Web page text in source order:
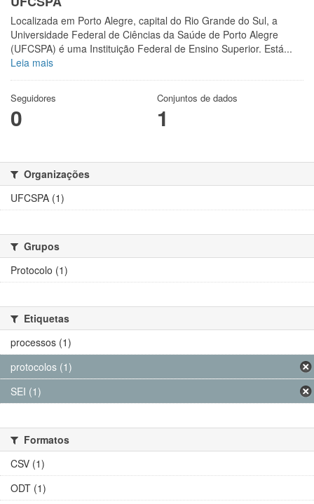
Localizada em Porto Alegre, capital do Rio Grande do Sul, a
Universidade Federal de Ciências da Saúde de Porto Alegre
(UFCSPA) é uma Instituição Federal de Ensino Superior. Está...
Leia mais
Seguidores
0
Conjuntos de dados
1
Organizações
UFCSPA (1)
Grupos
Protocolo (1)
Etiquetas
processos (1)
protocolos (1)
SEI (1)
Formatos
CSV (1)
ODT (1)